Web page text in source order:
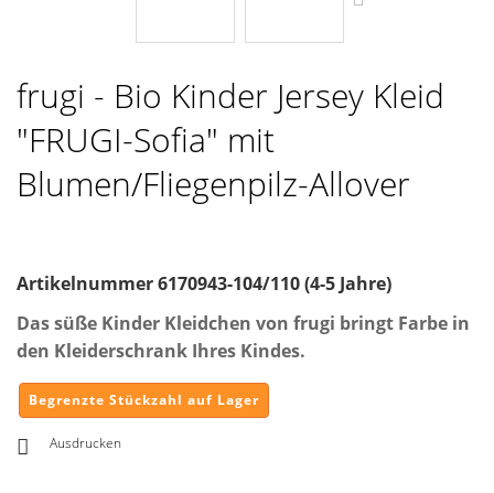
frugi - Bio Kinder Jersey Kleid
"FRUGI-Sofia" mit
Blumen/Fliegenpilz-Allover
Artikelnummer6170943-104/110 (4-5 Jahre)
Das süße Kinder Kleidchen von frugi bringt Farbe in
den Kleiderschrank Ihres Kindes.
Begrenzte Stückzahl auf Lager
Ausdrucken